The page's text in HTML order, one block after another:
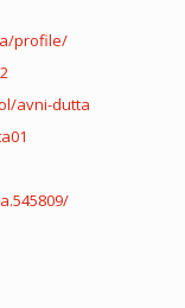
profile/
avni-dutta